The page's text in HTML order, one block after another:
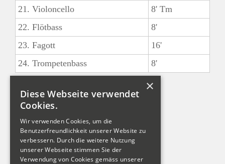
21. Violoncello
8' Tm
22. Flötbass
8'
23. Fagott
16'
24. Trompetenbass
8'
Koppeln:
II - I
SUB II
SUB II - I
II - Ped
I - Ped
×
Diese Webseite verwendet
Cookies.
Wir verwenden Cookies, um die
Benutzerfreundlichkeit unserer Website zu
verbessern. Durch die weitere Nutzung
unserer Webseite stimmen Sie der
Verwendung von Cookies gemäss unserer